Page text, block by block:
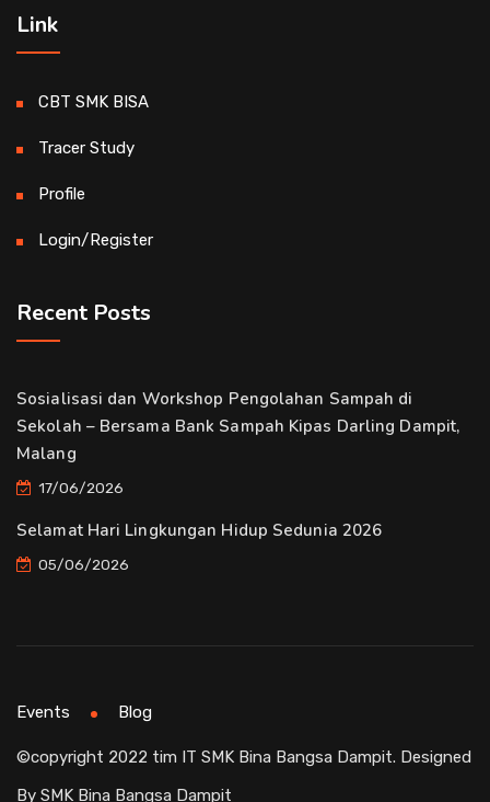
Link
CBT SMK BISA
Tracer Study
Profile
Login/Register
Recent Posts
Sosialisasi dan Workshop Pengolahan Sampah di
Sekolah – Bersama Bank Sampah Kipas Darling Dampit,
Malang
17/06/2026
Selamat Hari Lingkungan Hidup Sedunia 2026
05/06/2026
©copyright 2022 tim IT SMK Bina Bangsa Dampit. Designed
By SMK Bina Bangsa Dampit
Events Blog